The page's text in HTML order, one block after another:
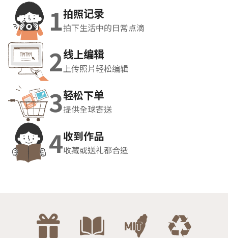
1拍照记录
拍下生活中的日常点滴
2线上编辑
上传照片轻松编辑
3轻松下单
提供全球寄送
4收到作品
收藏或送礼都合适